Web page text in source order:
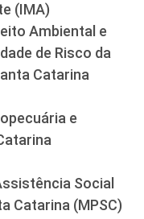
(IMA)
Ambiental e
de Risco da
Catarina
e
Social
Catarina (MPSC)